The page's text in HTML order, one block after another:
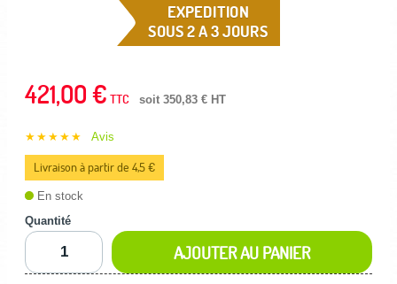
EXPEDITION
SOUS 2 A 3 JOURS
421,00 € TTC soit 350,83 € HT
★★★★★ Avis
Livraison à partir de 4,5 €
En stock
Quantité
AJOUTER AU PANIER